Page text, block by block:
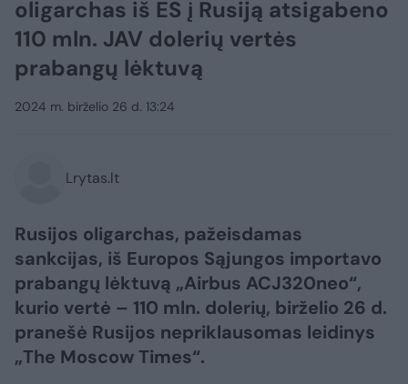
oligarchas iš ES į Rusiją atsigabeno
110 mln. JAV dolerių vertės
prabangų lėktuvą
2024 m. birželio 26 d. 13:24
Lrytas.lt
Rusijos oligarchas, pažeisdamas
sankcijas, iš Europos Sąjungos importavo
prabangų lėktuvą „Airbus ACJ320neo“,
kurio vertė – 110 mln. dolerių, birželio 26 d.
pranešė Rusijos nepriklausomas leidinys
„The Moscow Times“.